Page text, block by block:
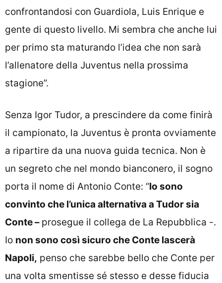
confrontandosi con Guardiola, Luis Enrique e
gente di questo livello. Mi sembra che anche lui
per primo sta maturando l’idea che non sarà
l’allenatore della Juventus nella prossima
stagione”.
Senza Igor Tudor, a prescindere da come finirà
il campionato, la Juventus è pronta ovviamente
a ripartire da una nuova guida tecnica. Non è
un segreto che nel mondo bianconero, il sogno
porta il nome di Antonio Conte: “Io sono
convinto che l’unica alternativa a Tudor sia
Conte – prosegue il collega de La Repubblica -.
Io non sono così sicuro che Conte lascerà
Napoli, penso che sarebbe bello che Conte per
una volta smentisse sé stesso e desse fiducia